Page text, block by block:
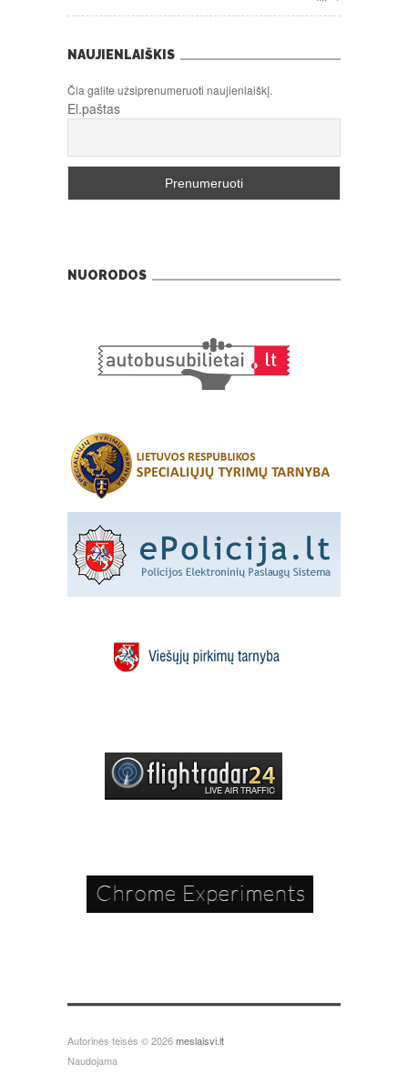
NAUJIENLAIŠKIS
Čia galite užsiprenumeruoti naujienlaiškį.
El.paštas
NUORODOS
Autorinės teisės © 2026meslaisvi.lt
Naudojama